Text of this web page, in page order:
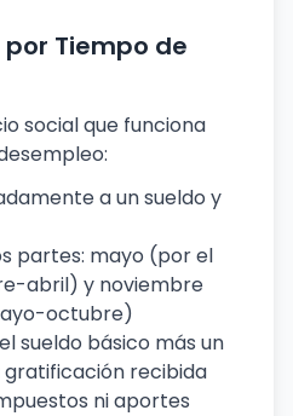
Tiempo de
social que funciona
a un sueldo y
partes: mayo (por el
abril) y noviembre
octubre)
sueldo básico más un
recibida
ni aportes